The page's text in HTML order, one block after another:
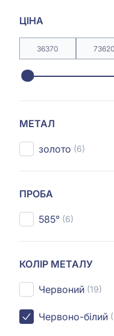
ЦІНА
МЕТАЛ
золото (6)
ПРОБА
585° (6)
КОЛІР МЕТАЛУ
Червоний (19)
Червоно-білий